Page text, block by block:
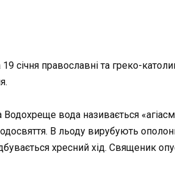
19 січня православні та греко-
вода називається
В льоду вирубують
хресний хід. Священик